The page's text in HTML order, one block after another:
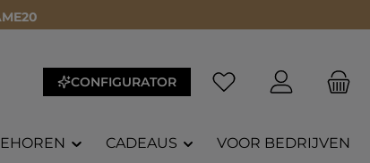
CONFIGURATOR Je hebt 0 items op
CADEAUS VOOR BEDRIJVEN